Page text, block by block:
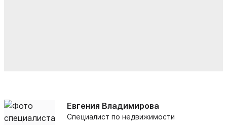
Евгения Владимирова
Специалист по недвижимости